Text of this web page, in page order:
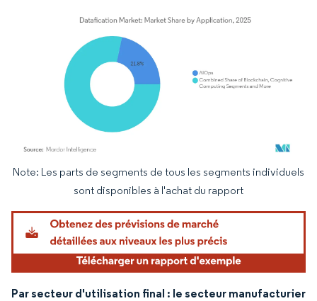
Image © Mordor Intelligence. La réutilisation nécessite une attribution sous CC BY
Note: Les parts de segments de tous les segments individuels
sont disponibles à l'achat du rapport
Par secteur d'utilisation final : le secteur manufacturier